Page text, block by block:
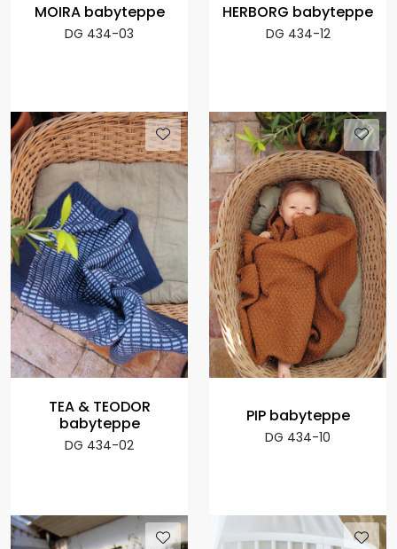
MOIRA babyteppe
DG 434-03
HERBORG babyteppe
DG 434-12
TEA & TEODOR
babyteppe
DG 434-02
PIP babyteppe
DG 434-10